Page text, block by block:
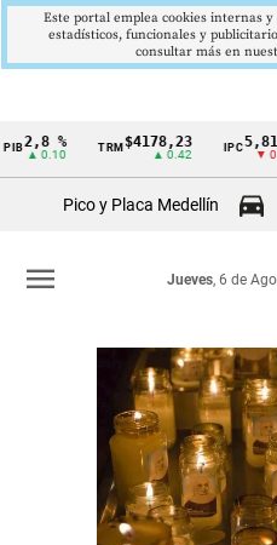
Cintillo
Colombia
% TRM $4178,23
▲ 0.42
IPC 5,81 %
▼ 0.12
Pico y Placa Medellín
Jueves, 6 de
menu
Este portal emplea cookies internas
estadísticos, funcionales y
consultar más en